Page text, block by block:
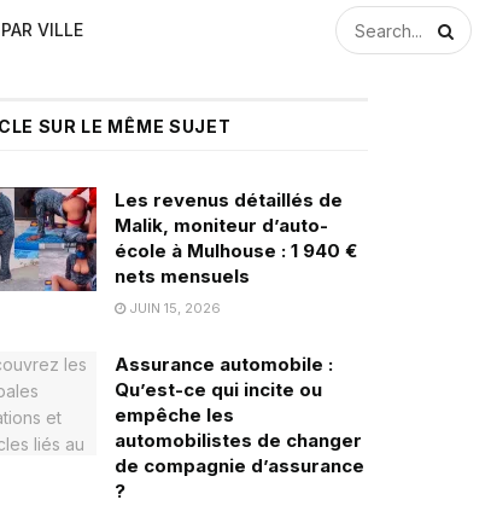
PAR VILLE
SUR LE MÊME SUJET
Les revenus détaillés de
Malik, moniteur d’auto-
école à Mulhouse : 1 940 €
nets mensuels
JUIN 15, 2026
Assurance automobile :
Qu’est-ce qui incite ou
empêche les
automobilistes de changer
de compagnie d’assurance
?